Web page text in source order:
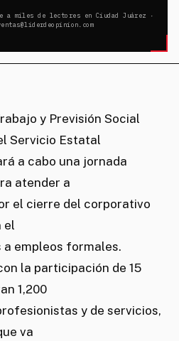
a miles de lectores en Ciudad Juárez ·
y Previsión Social
Servicio Estatal
a cabo una jornada
atender a
el cierre del corporativo
el
empleos formales.
la participación de 15
1,200
y de servicios,
va